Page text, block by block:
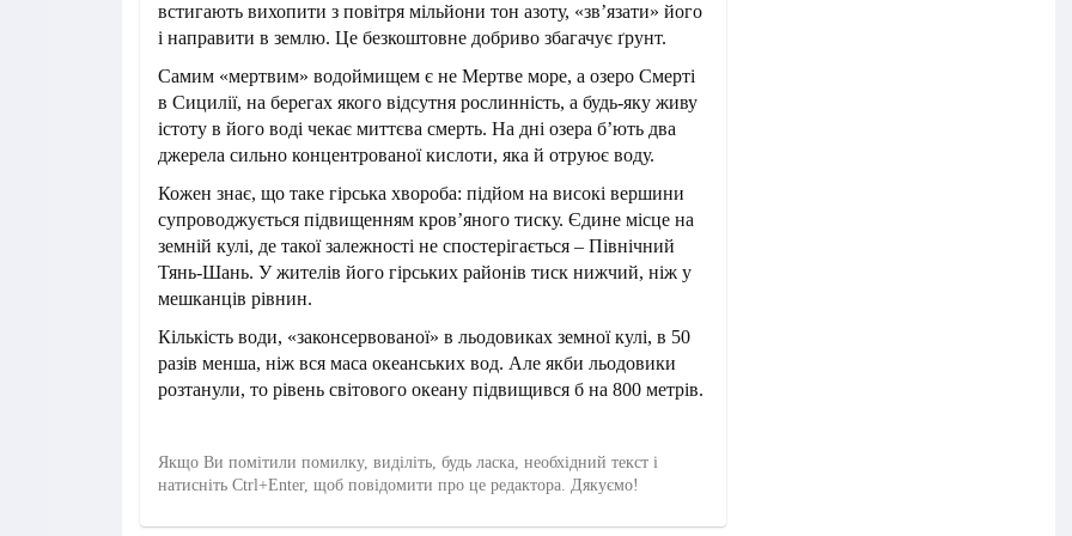
встигають вихопити з повітря мільйони тон азоту, «зв’язати» його
і направити в землю. Це безкоштовне добриво збагачує ґрунт.
Самим «мертвим» водоймищем є не Мертве море, а озеро Смерті
в Сицилії, на берегах якого відсутня рослинність, а будь-яку живу
істоту в його воді чекає миттєва смерть. На дні озера б’ють два
джерела сильно концентрованої кислоти, яка й отруює воду.
Кожен знає, що таке гірська хвороба: підйом на високі вершини
супроводжується підвищенням кров’яного тиску. Єдине місце на
земній кулі, де такої залежності не спостерігається – Північний
Тянь-Шань. У жителів його гірських районів тиск нижчий, ніж у
мешканців рівнин.
Кількість води, «законсервованої» в льодовиках земної кулі, в 50
разів менша, ніж вся маса океанських вод. Але якби льодовики
розтанули, то рівень світового океану підвищився б на 800 метрів.
Якщо Ви помітили помилку, виділіть, будь ласка, необхідний текст і
натисніть Ctrl+Enter, щоб повідомити про це редактора. Дякуємо!